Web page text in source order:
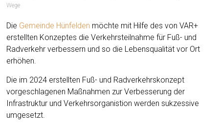
Wege
Die Gemeinde Hünfelden möchte mit Hilfe des von VAR+
erstellten Konzeptes die Verkehrsteilnahme für Fuß- und
Radverkehr verbessern und so die Lebensqualität vor Ort
erhöhen.
Die im 2024 erstellten Fuß- und Radverkehrskonzept
vorgeschlagenen Maßnahmen zur Verbesserung der
Infrastruktur und Verkehrsorganistion werden sukzessive
umgesetzt.